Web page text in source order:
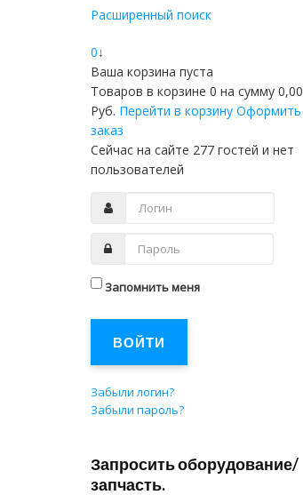
Расширенный поиск
0↓
Ваша корзина пуста
Товаров в корзине 0 на сумму 0,00
Руб. Перейти в корзину Оформить
заказ
Сейчас на сайте 277 гостей и нет
пользователей
Запомнить меня
ВОЙТИ
Забыли логин?
Забыли пароль?
Запросить оборудование/
запчасть.